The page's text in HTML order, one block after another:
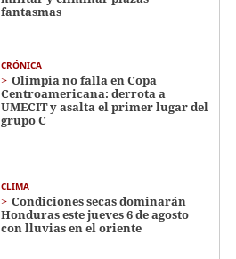
fantasmas
CRÓNICA
Olimpia no falla en Copa
Centroamericana: derrota a
UMECIT y asalta el primer lugar del
grupo C
CLIMA
Condiciones secas dominarán
Honduras este jueves 6 de agosto
con lluvias en el oriente